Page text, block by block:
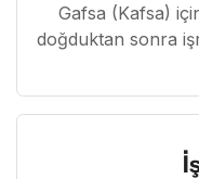
Gafsa (Kafsa)
doğduktan sonra